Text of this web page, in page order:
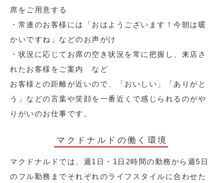
席をご用意する
・常連のお客様には「おはようございます！今朝は暖
かいですね」などのお声がけ
・状況に応じてお席の空き状況を常に把握し、来店さ
れたお客様をご案内 など
お客様との距離が近いので、「おいしい」「ありがと
う」などの言葉や笑顔を一番近くで感じられるのがや
りがいのお仕事です。
マクドナルドの働く環境
マクドナルドでは、週1日・1日2時間の勤務から週5日
のフル勤務までそれぞれのライフスタイルに合わせた